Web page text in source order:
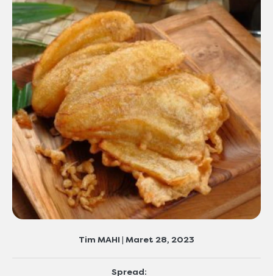
Tim MAHI | Maret 28, 2023
Spread: